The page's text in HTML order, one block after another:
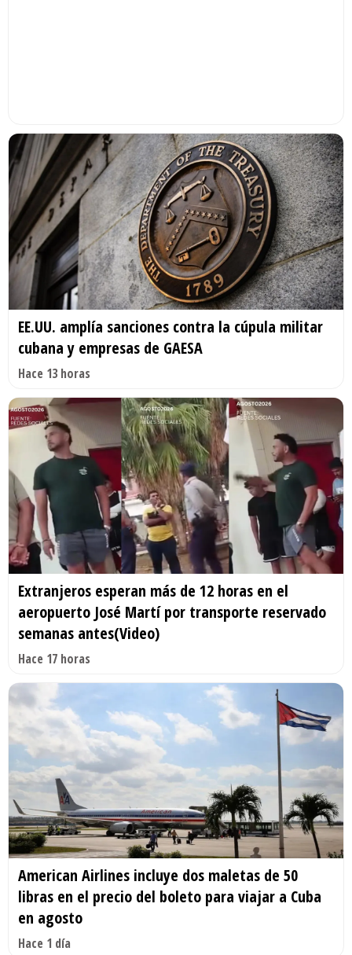
EE.UU. amplía sanciones contra la cúpula militar
cubana y empresas de GAESA
Hace 13 horas
Extranjeros esperan más de 12 horas en el
aeropuerto José Martí por transporte reservado
semanas antes(Video)
Hace 17 horas
American Airlines incluye dos maletas de 50
libras en el precio del boleto para viajar a Cuba
en agosto
Hace 1 día